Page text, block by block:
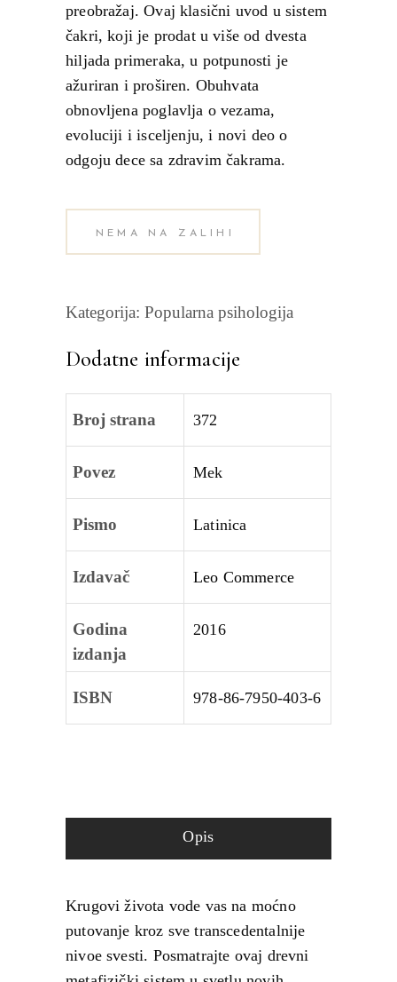
preobražaj. Ovaj klasični uvod u sistem
čakri, koji je prodat u više od dvesta
hiljada primeraka, u potpunosti je
ažuriran i proširen. Obuhvata
obnovljena poglavlja o vezama,
evoluciji i isceljenju, i novi deo o
odgoju dece sa zdravim čakrama.
NEMA NA ZALIHI
Kategorija: Popularna psihologija
Dodatne informacije
Broj strana 372
Povez Mek
Pismo Latinica
Izdavač Leo Commerce
Godina
izdanja
2016
ISBN 978‑86‑7950‑403‑6
Opis
Krugovi života vode vas na moćno
putovanje kroz sve transcedentalnije
nivoe svesti. Posmatrajte ovaj drevni